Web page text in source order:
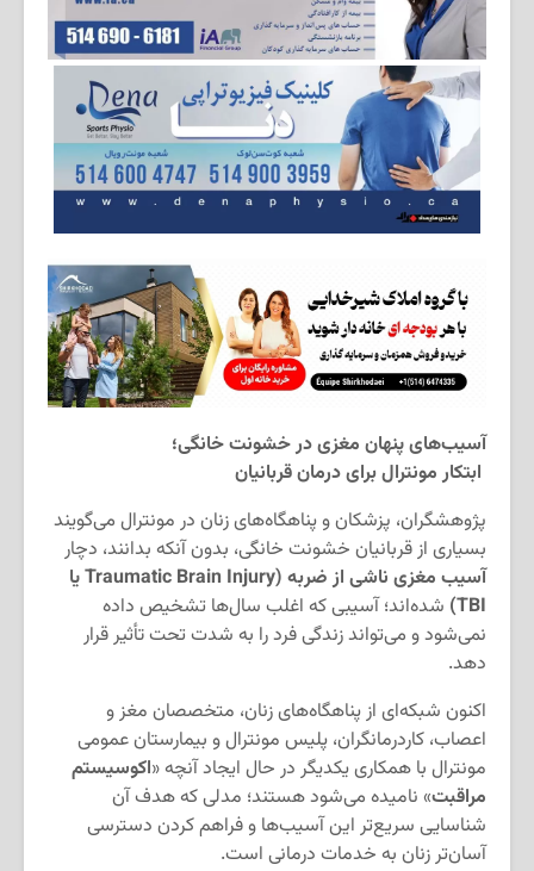
آسیب‌های پنهان مغزی در خشونت خانگی؛
ابتکار مونترال برای درمان قربانیان
پژوهشگران، پزشکان و پناهگاه‌های زنان در مونترال می‌گویند
بسیاری از قربانیان خشونت خانگی، بدون آنکه بدانند، دچار
آسیب مغزی ناشی از ضربه (Traumatic Brain Injury یا
TBI) شده‌اند؛ آسیبی که اغلب سال‌ها تشخیص داده
نمی‌شود و می‌تواند زندگی فرد را به شدت تحت تأثیر قرار
دهد.
اکنون شبکه‌ای از پناهگاه‌های زنان، متخصصان مغز و
اعصاب، کاردرمانگران، پلیس مونترال و بیمارستان عمومی
مونترال با همکاری یکدیگر در حال ایجاد آنچه «اکوسیستم
مراقبت» نامیده می‌شود هستند؛ مدلی که هدف آن
شناسایی سریع‌تر این آسیب‌ها و فراهم کردن دسترسی
آسان‌تر زنان به خدمات درمانی است.